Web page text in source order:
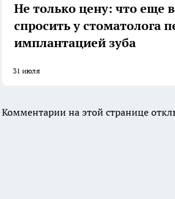
Не только цену: что еще
спросить у стоматолога
имплантацией зуба
31 июля
Комментарии на этой странице